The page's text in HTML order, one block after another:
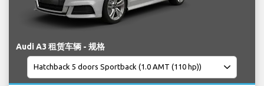
Audi A3 租赁车辆 - 规格